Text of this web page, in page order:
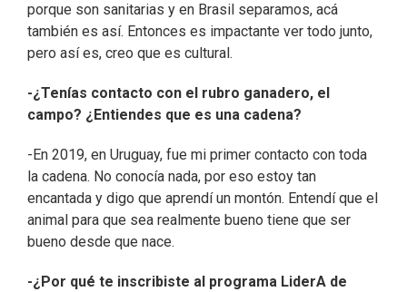
porque son sanitarias y en Brasil separamos, acá
también es así. Entonces es impactante ver todo junto,
pero así es, creo que es cultural.
-¿Tenías contacto con el rubro ganadero, el
campo? ¿Entiendes que es una cadena?
-En 2019, en Uruguay, fue mi primer contacto con toda
la cadena. No conocía nada, por eso estoy tan
encantada y digo que aprendí un montón. Entendí que el
animal para que sea realmente bueno tiene que ser
bueno desde que nace.
-¿Por qué te inscribiste al programa LiderA de